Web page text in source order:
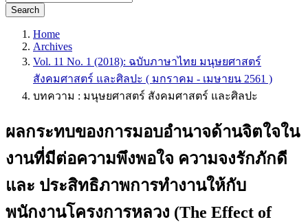
Search
Home
Archives
Vol. 11 No. 1 (2018): ฉบับภาษาไทย มนุษยศาสตร์
สังคมศาสตร์ และศิลปะ ( มกราคม - เมษายน 2561 )
บทความ : มนุษยศาสตร์ สังคมศาสตร์ และศิลปะ
ผลกระทบของการมอบอำนาจด้านจิตใจใน
งานที่มีต่อความพึงพอใจ ความจงรักภักดี
และ ประสิทธิภาพการทำงานให้กับ
พนักงานโครงการหลวง (The Effect of